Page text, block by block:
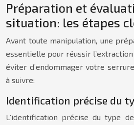
Préparation et
situation: les étapes
Avant toute manipulation, une
essentielle pour réussir
éviter d’endommager votre
à suivre:
Identification précise du
L’identification précise du type